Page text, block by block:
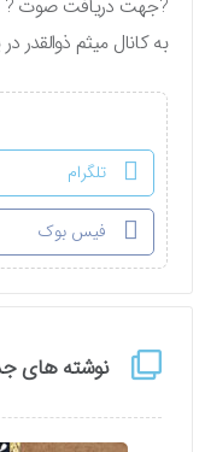
نوشته های
?جهت دریافت صوت ?
به کانال میثم ذوالقدر در
تلگرام
فیس بوک